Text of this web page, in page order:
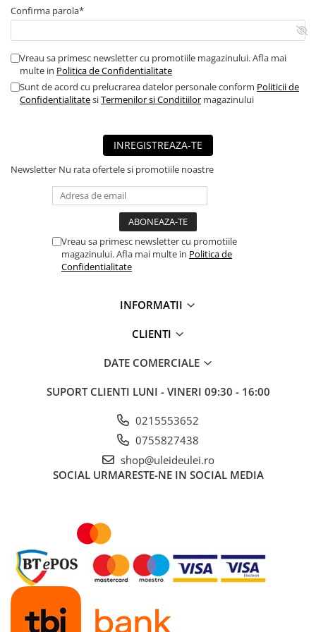
■ Capace roti
■ Suporturi portbagaj
■ Consumabile service
■ Echipamente de ridicare
■ Produse universale
■ Echipamente atelier
■ Scule si echipamente
pneumatice
■ Consumabile vopsitorie
■ Lampi camioane
■ Accesorii vehicule electrice
■ Vopsea spray
► Ulei motor autoturisme
■ Ulei motor CASTROL
■ Ulei motor MOBIL
■ Ulei motor MOTUL
■ Ulei motor FUCHS
■ Ulei motor VALVOLINE
Confirma parola*
Vreau sa primesc newsletter cu promotiile magazinului. Afla mai
multe in Politica de Confidentialitate
Sunt de acord cu prelucrarea datelor personale conform Politicii de
ConfidentialitatesiTermenilor si Conditiilor magazinului
INREGISTREAZA-TE
Newsletter Nu rata ofertele si promotiile noastre
Vreau sa primesc newsletter cu promotiile
magazinului. Afla mai multe in Politica de
Confidentialitate
INFORMATII
CLIENTI
DATE COMERCIALE
SUPORT CLIENTI LUNI - VINERI 09:30 - 16:00
0215553652
0755827438
shop@uleideulei.ro
SOCIAL URMARESTE-NE IN SOCIAL MEDIA